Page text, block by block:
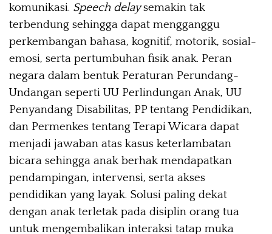
komunikasi. Speech delaysemakin tak
terbendung sehingga dapat mengganggu
perkembangan bahasa, kognitif, motorik, sosial-
emosi, serta pertumbuhan fisik anak. Peran
negara dalam bentuk Peraturan Perundang-
Undangan seperti UU Perlindungan Anak, UU
Penyandang Disabilitas, PP tentang Pendidikan,
dan Permenkes tentang Terapi Wicara dapat
menjadi jawaban atas kasus keterlambatan
bicara sehingga anak berhak mendapatkan
pendampingan, intervensi, serta akses
pendidikan yang layak. Solusi paling dekat
dengan anak terletak pada disiplin orang tua
untuk mengembalikan interaksi tatap muka